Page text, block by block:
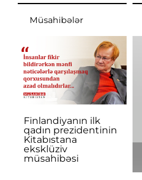
Müsahibələr
Finlandiyanın ilk
qadın prezidentinin
Kitabıstana
eksklüziv
müsahibəsi